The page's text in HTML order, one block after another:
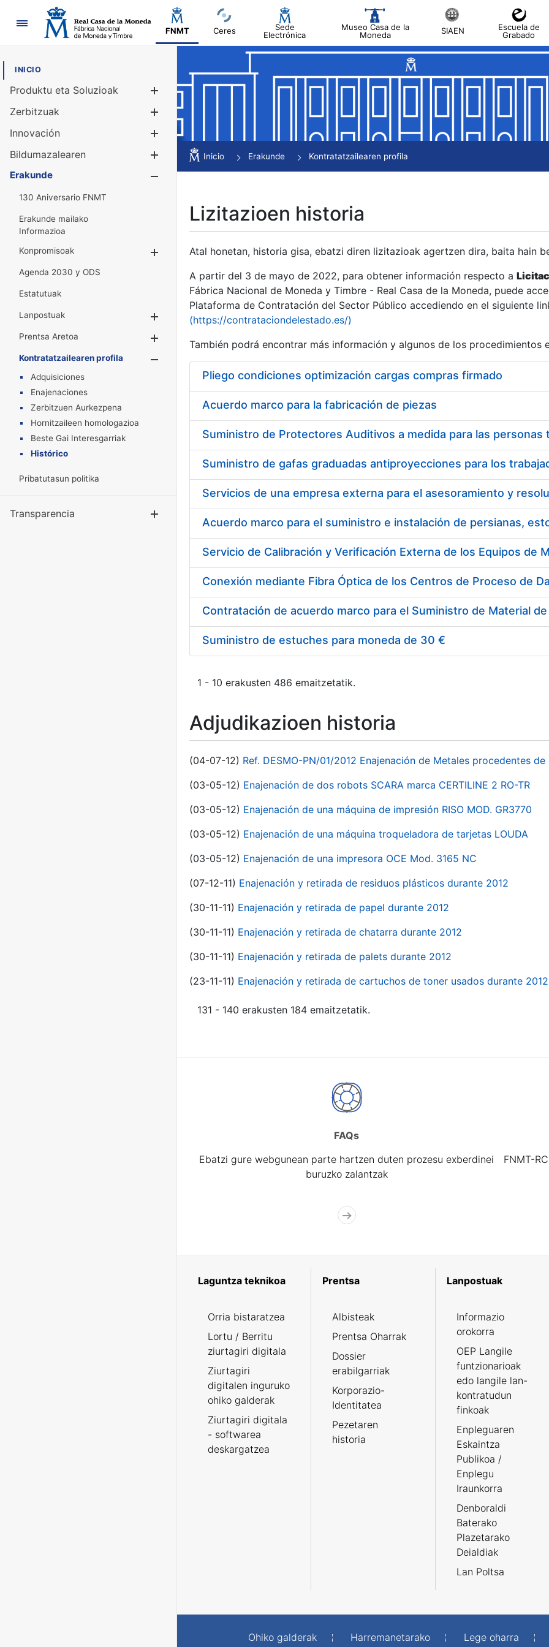
Nabigazioa
FNMT Ceres
Sede
Electrónica
Museo Casa de la
Moneda
SIAEN
Escuela de
Grabado
INICIO
Produktu eta Soluzioak
Erakutsi/Ezkutatu
Zerbitzuak
Innovación
Bildumazalearen
Erakutsi/Ezkutatu
Erakunde
130 Aniversario FNMT
Erakunde mailako
Informazioa
Konpromisoak
Erakutsi/Ezkutatu
Agenda 2030 y ODS
Estatutuak
Lanpostuak
Erakutsi/Ezkutatu
Prentsa Aretoa
Erakutsi/Ezkutatu
Kontratatzailearen profila
Erakutsi/Ezkutatu
Adquisiciones
Enajenaciones
Zerbitzuen Aurkezpena
Hornitzaileen homologazioa
Beste Gai Interesgarriak
Histórico
Pribatutasun politika
Transparencia Erakutsi/Ezkutatu
Inicio Erakunde Kontratatzailearen profila
Lizitazioen historia
Atal honetan, historia gisa, ebatzi diren lizitazioak agertzen dira, baita hain
A partir del 3 de mayo de 2022, para obtener información respecto a
Fábrica Nacional de Moneda y Timbre - Real Casa de la Moneda, puede
Plataforma de Contratación del Sector Público accediendo en el siguiente
(https://contrataciondelestado.es/)
También podrá encontrar más información y algunos de los procedimientos
Pliego condiciones optimización cargas compras firmado
Acuerdo marco para la fabricación de piezas
Acuerdo marco para el suministro e instalación de persianas,
Suministro de estuches para moneda de 30 €
1 - 10 erakusten 486 emaitzetatik.
Adjudikazioen historia
(04-07-12) Ref. DESMO-PN/01/2012 Enajenación de Metales procedentes
(03-05-12) Enajenación de dos robots SCARA marca CERTILINE 2 RO-TR
(03-05-12) Enajenación de una máquina de impresión RISO MOD. GR3770
(03-05-12) Enajenación de una máquina troqueladora de tarjetas LOUDA
(03-05-12) Enajenación de una impresora OCE Mod. 3165 NC
(07-12-11) Enajenación y retirada de residuos plásticos durante 2012
(30-11-11) Enajenación y retirada de papel durante 2012
(30-11-11) Enajenación y retirada de chatarra durante 2012
(30-11-11) Enajenación y retirada de palets durante 2012
(23-11-11) Enajenación y retirada de cartuchos de toner usados durante 2012
131 - 140 erakusten 184 emaitzetatik.
FAQs
Ebatzi gure webgunean parte hartzen duten prozesu exberdinei
buruzko zalantzak
FNMT-
Laguntza teknikoa
Orria bistaratzea
Lortu / Berritu
ziurtagiri digitala
Ziurtagiri
digitalen inguruko
ohiko galderak
Ziurtagiri digitala
- softwarea
deskargatzea
Prentsa
Albisteak
Prentsa Oharrak
Dossier
erabilgarriak
Korporazio-
Identitatea
Pezetaren
historia
Lanpostuak
Informazio
orokorra
OEP Langile
funtzionarioak
edo langile lan-
kontratudun
finkoak
Enpleguaren
Eskaintza
Publikoa /
Enplegu
Iraunkorra
Denboraldi
Baterako
Plazetarako
Deialdiak
Lan Poltsa
Ohiko galderak Harremanetarako Lege oharra